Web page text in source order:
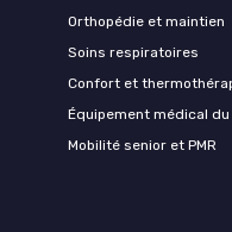
Orthopédie et maintien
Soins respiratoires
Confort et
Équipement médical
Mobilité senior et PMR